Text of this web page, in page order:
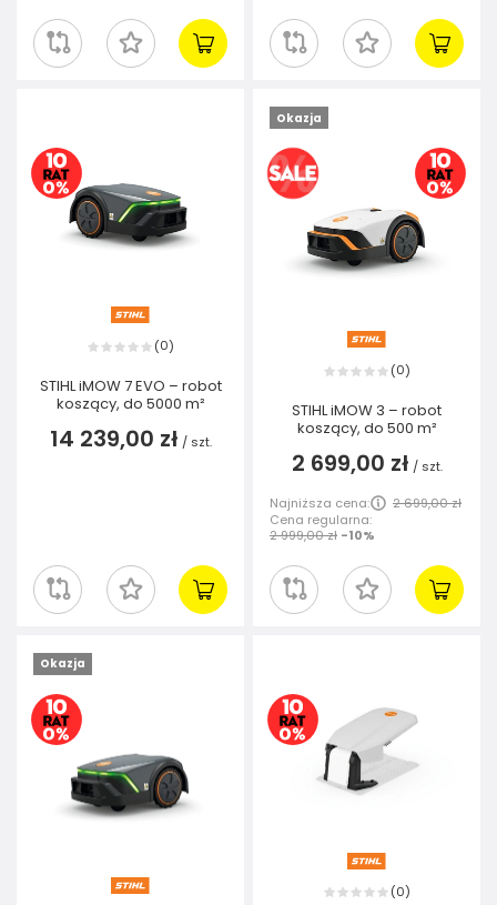
(0)
STIHL iMOW 7 EVO – robot
koszący, do 5000 m²
14 239,00 zł / szt.
Okazja
(0)
STIHL iMOW 3 – robot
koszący, do 500 m²
2 699,00 zł / szt.
Najniższa cena:
2 699,00 zł
Cena regularna:
2 999,00 zł -10%
Okazja
(0)